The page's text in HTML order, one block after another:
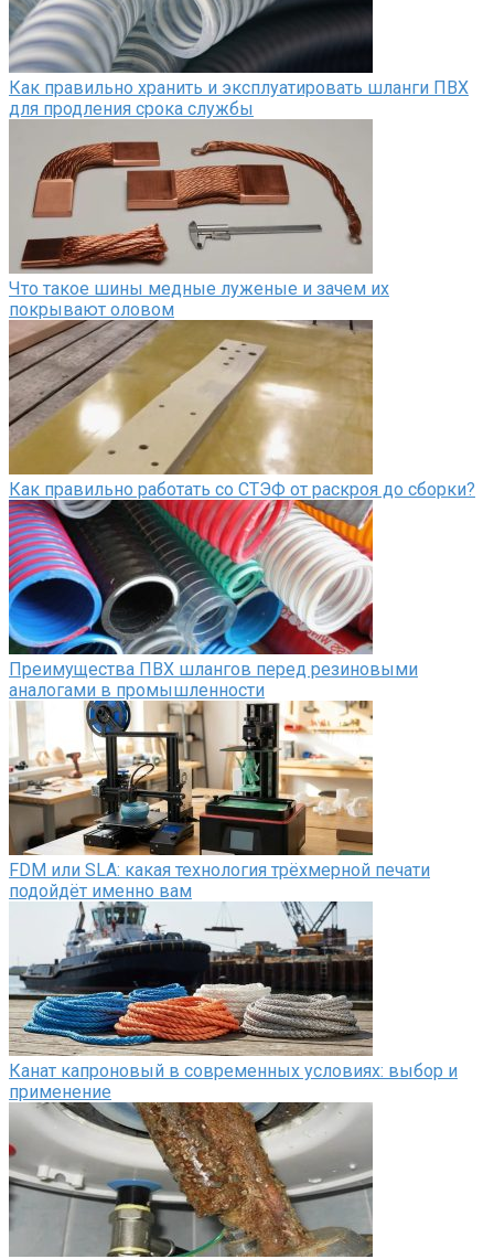
Как правильно хранить и эксплуатировать шланги ПВХ
для продления срока службы
Что такое шины медные луженые и зачем их
покрывают оловом
Как правильно работать со СТЭФ от раскроя до сборки?
Преимущества ПВХ шлангов перед резиновыми
аналогами в промышленности
FDM или SLA: какая технология трёхмерной печати
подойдёт именно вам
Канат капроновый в современных условиях: выбор и
применение